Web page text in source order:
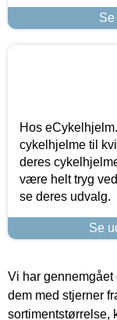
Hos
cykelhjelme til
deres
være helt tryg
se deres udvalg.
Se
Vi har
dem med stjerner
sortimentstørrelse,